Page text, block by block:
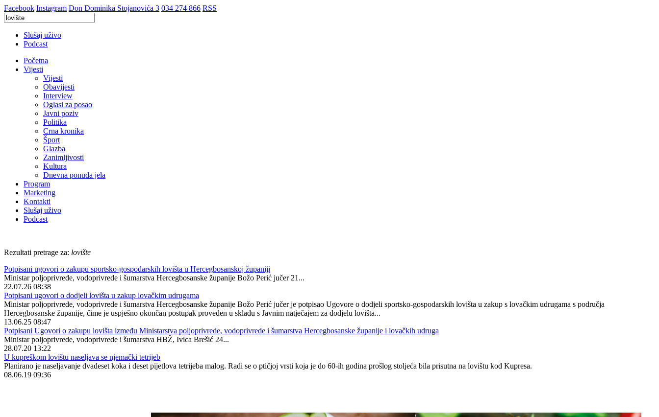
Facebook Instagram Don Dominika Stojanovića 3 034 274 866 RSS
Slušaj uživo
Podcast
Početna
Vijesti
Vijesti
Obavijesti
Interview
Oglasi za posao
Javni poziv
Politika
Crna kronika
Šport
Glazba
Zanimljivosti
Kultura
Dnevna ponuda jela
Program
Marketing
Kontakti
Slušaj uživo
Podcast
Rezultati pretrage za: lovište
Potpisani ugovori o zakupu sportsko-gospodarskih lovišta u Hercegbosanskoj županiji
Ministar poljoprivrede, vodoprivrede i šumarstva Hercegbosanske županije Božo Perić jučer 21...
22.07.26 08:38
Potpisani ugovori o dodjeli lovišta u zakup lovačkim udrugama
Ministar poljoprivrede, vodoprivrede i šumarstva Hercegbosanske županije Božo Perić jučer je potpisao Ugovore o dodjeli sportsko-gospodarskih lovišta u zakup s lovačkim udrugama s područja
Hercegbosanske županije, čime je uspješno okončan postupak proveden u skladu s Javnim natječajem za dodjelu lovišta...
13.06.25 08:47
Potpisani Ugovori o zakupu lovišta između Ministarstva poljoprivrede, vodoprivrede i šumarstva Hercegbosanske županije i lovačkih udruga
Ministar poljoprivrede, vodoprivrede i šumarstva HBŽ, Ivica Brešić 24...
28.07.20 13:22
U kupreškom lovištu naseljava se njemački tetrijeb
Planirano je naseljavanje dvadeset koka i deset pijetlova tetrijeba malog. Radi se o ptičjoj vrsti koja je do 60-ih godina prošlog stoljeća bila prisutna na lovištu kod Kupresa.
08.06.19 09:36